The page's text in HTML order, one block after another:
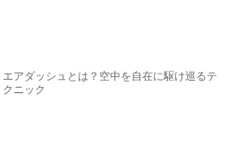
エアダッシュとは？空中を自在に駆け巡るテ
クニック